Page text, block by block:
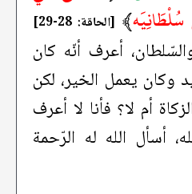
﴾ [الحاقة: 28-29]
أعرف أنّه كان
وكان يعمل الخير، لكن
أم لا؟ فأنا لا أعرف
أسأل الله له الرّحمة